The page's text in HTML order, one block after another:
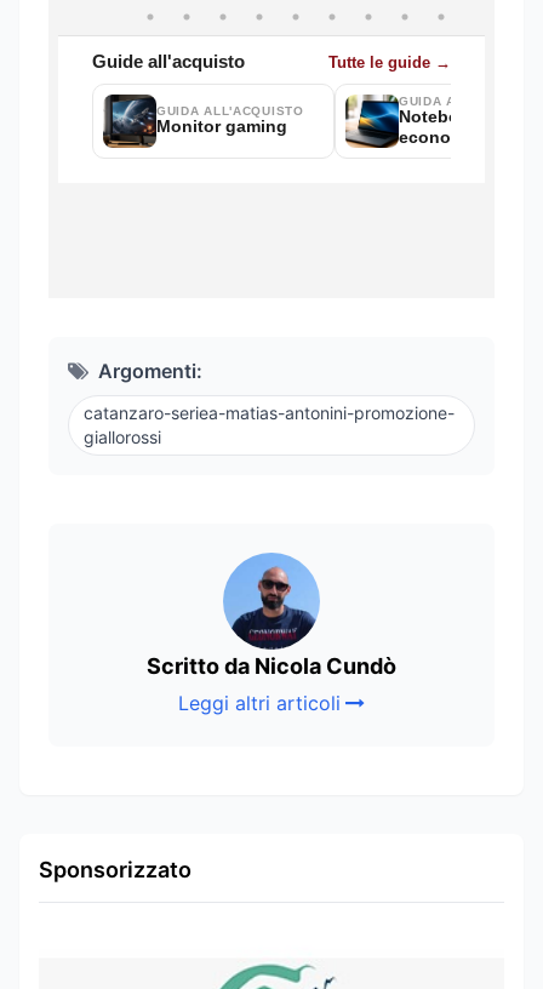
Argomenti:
catanzaro-seriea-matias-antonini-promozione-
giallorossi
Scritto da Nicola Cundò
Leggi altri articoli
Sponsorizzato